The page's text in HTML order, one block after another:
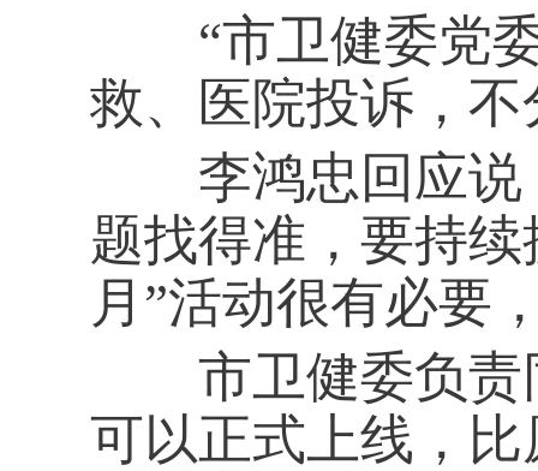
“市卫健委党委
救、医院投诉，
李鸿忠回应说
题找得准，要持
月”活动很有必要
市卫健委负责同
可以正式上线，